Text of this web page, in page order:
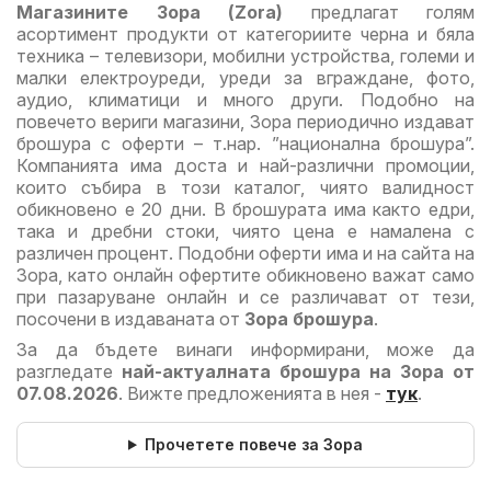
Магазините Зора (Zora) предлагат голям
асортимент продукти от категориите черна и бяла
техника – телевизори, мобилни устройства, големи и
малки електроуреди, уреди за вграждане, фото,
аудио, климатици и много други. Подобно на
повечето вериги магазини, Зора периодично издават
брошура с оферти – т.нар. ”национална брошура”.
Компанията има доста и най-различни промоции,
които събира в този каталог, чиято валидност
обикновено е 20 дни. В брошурата има както едри,
така и дребни стоки, чиято цена е намалена с
различен процент. Подобни оферти има и на сайта на
Зора, като онлайн офертите обикновено важат само
при пазаруване онлайн и се различават от тези,
посочени в издаваната от Зора брошура.
За да бъдете винаги информирани, може да
разгледате най-актуалната брошура на Зора от
07.08.2026. Вижте предложенията в нея - тук.
Прочетете повече за Зора